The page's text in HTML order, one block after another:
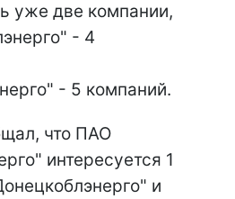
уже две компании,
- 4
- 5 компаний.
что ПАО
интересуется 1
и